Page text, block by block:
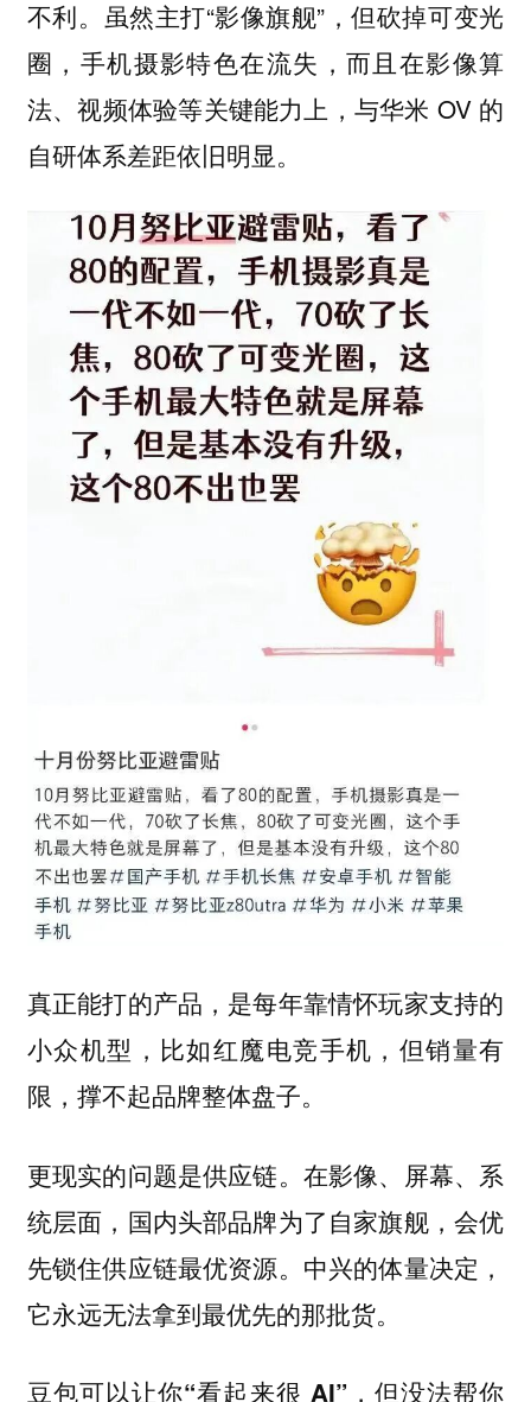
不利。虽然主打“影像旗舰”，但砍掉可变光
圈，手机摄影特色在流失，而且在影像算
法、视频体验等关键能力上，与华米 OV 的
自研体系差距依旧明显。
真正能打的产品，是每年靠情怀玩家支持的
小众机型，比如红魔电竞手机，但销量有
限，撑不起品牌整体盘子。
更现实的问题是供应链。在影像、屏幕、系
统层面，国内头部品牌为了自家旗舰，会优
先锁住供应链最优资源。中兴的体量决定，
它永远无法拿到最优先的那批货。
豆包可以让你“看起来很 AI”，但没法帮你